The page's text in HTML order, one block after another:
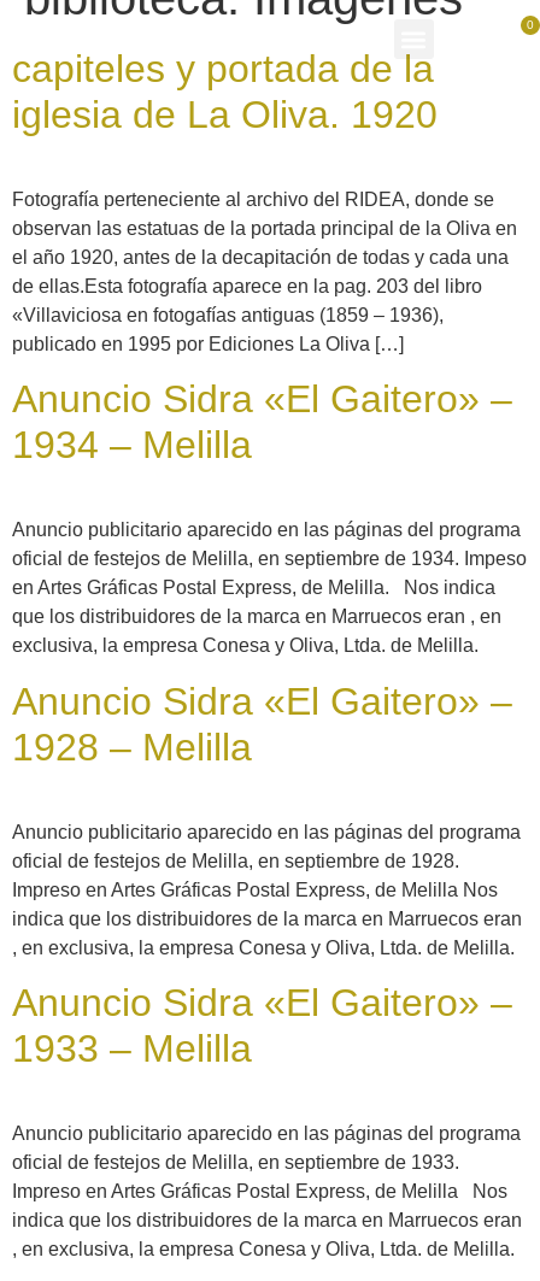
0
capiteles y portada de la
iglesia de La Oliva. 1920
Fotografía perteneciente al archivo del RIDEA, donde se
observan las estatuas de la portada principal de la Oliva en
el año 1920, antes de la decapitación de todas y cada una
de ellas.Esta fotografía aparece en la pag. 203 del libro
«Villaviciosa en fotogafías antiguas (1859 – 1936),
publicado en 1995 por Ediciones La Oliva […]
Anuncio Sidra «El Gaitero» –
1934 – Melilla
Anuncio publicitario aparecido en las páginas del programa
oficial de festejos de Melilla, en septiembre de 1934. Impeso
en Artes Gráficas Postal Express, de Melilla. Nos indica
que los distribuidores de la marca en Marruecos eran , en
exclusiva, la empresa Conesa y Oliva, Ltda. de Melilla.
Anuncio Sidra «El Gaitero» –
1928 – Melilla
Anuncio publicitario aparecido en las páginas del programa
oficial de festejos de Melilla, en septiembre de 1928.
Impreso en Artes Gráficas Postal Express, de Melilla Nos
indica que los distribuidores de la marca en Marruecos eran
, en exclusiva, la empresa Conesa y Oliva, Ltda. de Melilla.
Anuncio Sidra «El Gaitero» –
1933 – Melilla
Anuncio publicitario aparecido en las páginas del programa
oficial de festejos de Melilla, en septiembre de 1933.
Impreso en Artes Gráficas Postal Express, de Melilla Nos
indica que los distribuidores de la marca en Marruecos eran
, en exclusiva, la empresa Conesa y Oliva, Ltda. de Melilla.